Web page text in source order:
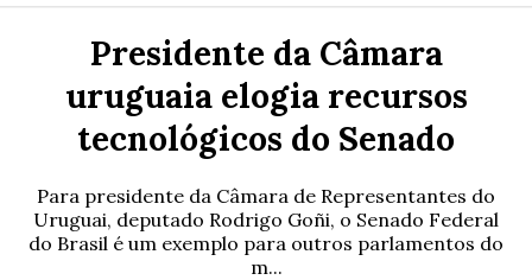
Presidente da Câmara
uruguaia elogia recursos
tecnológicos do Senado
Para presidente da Câmara de Representantes do
Uruguai, deputado Rodrigo Goñi, o Senado Federal
do Brasil é um exemplo para outros parlamentos do
m...